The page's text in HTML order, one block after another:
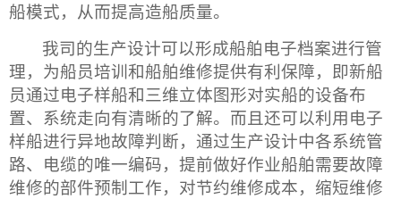
船模式，从而提高造船质量。
我司的生产设计可以形成船舶电子档案进行管
理，为船员培训和船舶维修提供有利保障，即新船
员通过电子样船和三维立体图形对实船的设备布
置、系统走向有清晰的了解。而且还可以利用电子
样船进行异地故障判断，通过生产设计中各系统管
路、电缆的唯一编码，提前做好作业船舶需要故障
维修的部件预制工作，对节约维修成本，缩短维修